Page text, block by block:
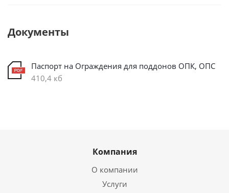
Документы
Паспорт на Ограждения для поддонов ОПК, ОПС
410,4 кб
Компания
О компании
Услуги